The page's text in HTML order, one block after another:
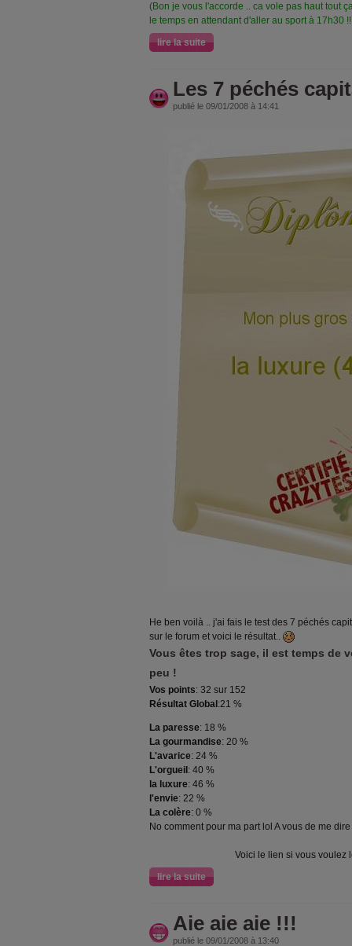
(Bon je vous l'accorde .. ca vole pas haut tout
le temps en attendant d'aller au sport à 17h30
lire la suite
Les 7 péchés
publié le 09/01/2008 à 14:41
He ben voilà .. j'ai fais le test des 7 péchés
sur le forum et voici le résultat..
Vous êtes trop sage, il est temps de
peu !
Vos points: 32 sur 152
Résultat Global :21 %
La paresse: 18 %
La gourmandise: 20 %
L'avarice: 24 %
L'orgueil : 40 %
la luxure: 46 %
l'envie: 22 %
La colère: 0 %
No comment pour ma part lol A vous de me
Voici le lien si vous voulez
lire la suite
Aie aie aie !!!
publié le 09/01/2008 à 13:40